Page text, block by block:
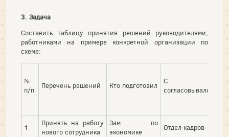
3. Задача
Составить таблицу принятия решений руководителями,
работниками на примере конкретной организации по
схеме:
№
п/п
Перечень решений Кто подготовил
С кем
согласовывалось
1
Принять на работу
нового сотрудника
Зам. по
экономике
Отдел кадров